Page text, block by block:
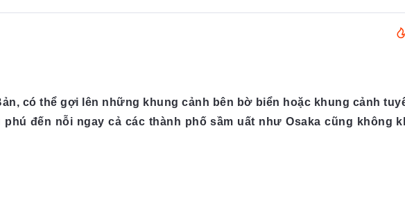
có thể gợi lên những khung cảnh bên bờ biển hoặc khung cảnh
đến nỗi ngay cả các thành phố sầm uất như Osaka cũng không